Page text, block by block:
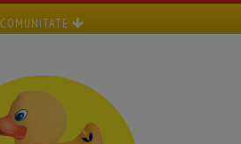
COMUNITATE